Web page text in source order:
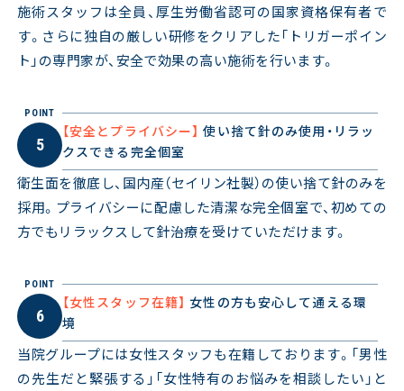
施術スタッフは全員、厚生労働省認可の国家資格保有者で
す。さらに独自の厳しい研修をクリアした「トリガーポイン
ト」の専門家が、安全で効果の高い施術を行います。
POINT
5
【安全とプライバシー】 使い捨て針のみ使用・リラッ
クスできる完全個室
衛生面を徹底し、国内産（セイリン社製）の使い捨て針のみを
採用。プライバシーに配慮した清潔な完全個室で、初めての
方でもリラックスして針治療を受けていただけます。
POINT
6
【女性スタッフ在籍】 女性の方も安心して通える環
境
当院グループには女性スタッフも在籍しております。「男性
の先生だと緊張する」「女性特有のお悩みを相談したい」と